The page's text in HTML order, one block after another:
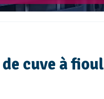
cuve à